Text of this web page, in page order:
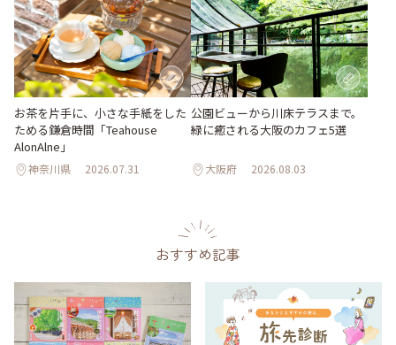
お茶を片手に、小さな手紙をした
ためる鎌倉時間「Teahouse
AlonAlne」
神奈川県 2026.07.31
公園ビューから川床テラスまで。
緑に癒される大阪のカフェ5選
大阪府 2026.08.03
おすすめ記事